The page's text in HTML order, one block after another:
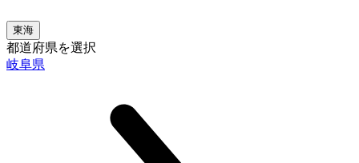
東海
都道府県を選択
岐阜県